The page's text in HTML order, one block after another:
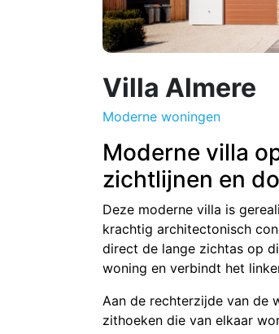
Villa Almere
Moderne woningen
Moderne villa
zichtlijnen en
Deze moderne villa is
krachtig architectonisch
direct de lange zichtas op
woning en verbindt het
Aan de rechterzijde van de
zithoeken die van elkaar